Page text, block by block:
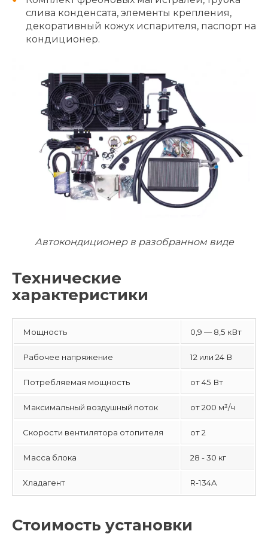
слива конденсата, элементы крепления,
декоративный кожух испарителя, паспорт на
кондиционер.
Автокондиционер в разобранном виде
Технические
характеристики
Мощность 0,9 — 8,5 кВт
Рабочее напряжение 12 или 24 В
Потребляемая мощность от 45 Вт
Максимальный воздушный поток от 200 м³/ч
Скорости вентилятора отопителя от 2
Масса блока 28 - 30 кг
Хладагент R-134A
Стоимость установки